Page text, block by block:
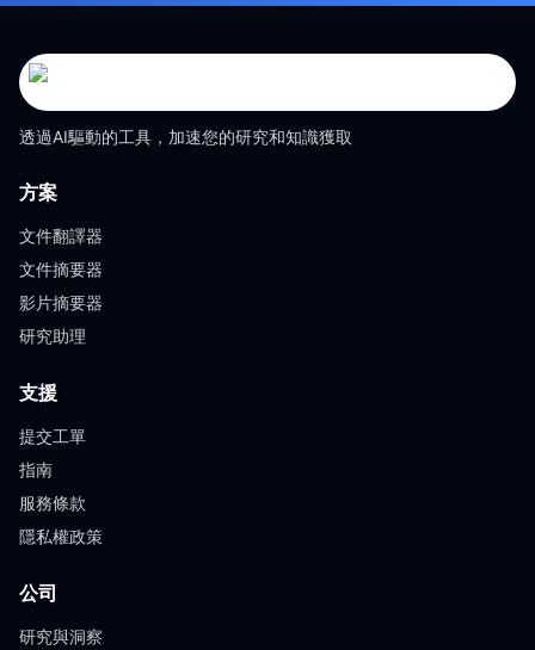
透過AI驅動的工具，加速您的研究和知識獲取
方案
文件翻譯器
文件摘要器
影片摘要器
研究助理
支援
提交工單
指南
服務條款
隱私權政策
公司
研究與洞察